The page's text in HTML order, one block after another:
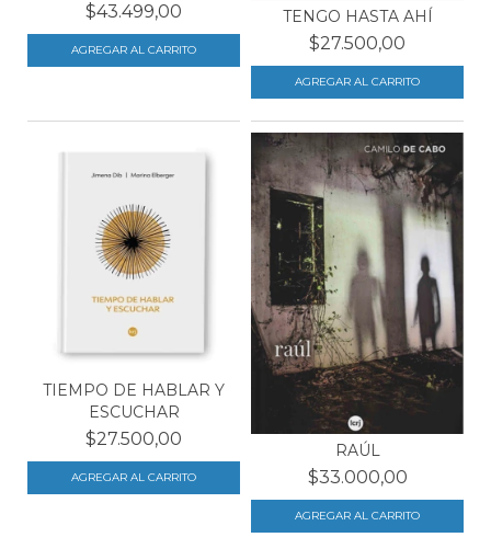
$43.499,00 TENGO HASTA AHÍ
$27.500,00
TIEMPO DE HABLAR Y
ESCUCHAR
$27.500,00
RAÚL
$33.000,00